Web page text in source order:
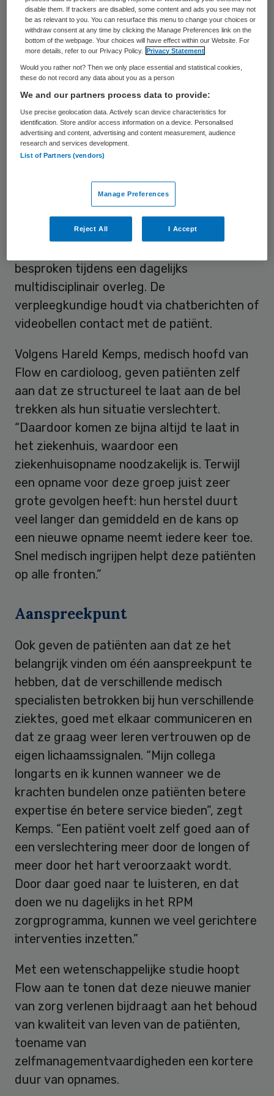
risico op heropname. Het programma is
gebaseerd op voor patiënten belangrijke
aspecten, zoals meer veiligheid, een betere
kwaliteit van leven en minder complicaties.
Patiënten worden dag en nacht in de
thuissituatie gemonitord en begeleid door
een multidisciplinair team. De patiënt meet
zelf dagelijks bloeddruk, saturatie, gewicht,
en beantwoordt vragen over mogelijke
klachten op een digitaal platform. De data
wordt bekeken door een hart- en
besproken tijdens een dagelijks
multidisciplinair overleg. De
verpleegkundige houdt via chatberichten of
videobellen contact met de patiënt.
Volgens Hareld Kemps, medisch hoofd van
Flow en cardioloog, geven patiënten zelf
aan dat ze structureel te laat aan de bel
trekken als hun situatie verslechtert.
“Daardoor komen ze bijna altijd te laat in
het ziekenhuis, waardoor een
ziekenhuisopname noodzakelijk is. Terwijl
een opname voor deze groep juist zeer
grote gevolgen heeft: hun herstel duurt
veel langer dan gemiddeld en de kans op
een nieuwe opname neemt iedere keer toe.
Snel medisch ingrijpen helpt deze patiënten
op alle fronten.”
Aanspreekpunt
Ook geven de patiënten aan dat ze het
belangrijk vinden om één aanspreekpunt te
hebben, dat de verschillende medisch
specialisten betrokken bij hun verschillende
ziektes, goed met elkaar communiceren en
dat ze graag weer leren vertrouwen op de
eigen lichaamssignalen. “Mijn collega
longarts en ik kunnen wanneer we de
krachten bundelen onze patiënten betere
expertise én betere service bieden”, zegt
Kemps. “Een patiënt voelt zelf goed aan of
een verslechtering meer door de longen of
meer door het hart veroorzaakt wordt.
Door daar goed naar te luisteren, en dat
doen we nu dagelijks in het RPM
zorgprogramma, kunnen we veel gerichtere
interventies inzetten.”
Met een wetenschappelijke studie hoopt
Flow aan te tonen dat deze nieuwe manier
van zorg verlenen bijdraagt aan het behoud
van kwaliteit van leven van de patiënten,
toename van
zelfmanagementvaardigheden een kortere
duur van opnames.
disable them. If trackers are disabled, some content and ads you see may not
be as relevant to you. You can resurface this menu to change your choices or
withdraw consent at any time by clicking the Manage Preferences link on the
bottom of the webpage. Your choices will have effect within our Website. For
more details, refer to our Privacy Policy.
Privacy Statement
Would you rather not? Then we only place essential and statistical cookies,
these do not record any data about you as a person
We and our partners process data to provide:
Use precise geolocation data. Actively scan device characteristics for
identification. Store and/or access information on a device. Personalised
advertising and content, advertising and content measurement, audience
research and services development.
List of Partners (vendors)
Manage Preferences
Reject All I Accept